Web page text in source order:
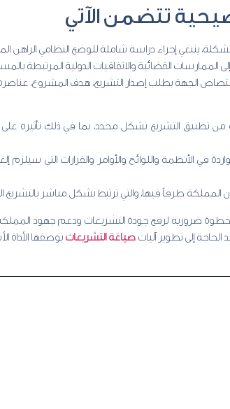
تتضمن الآتي
ينبغي إجراء دراسة شاملة للوضع النظامي الراهن
الممارسات القضائية والاتفاقيات الدولية المرتبطة
الجهة بطلب إصدار التشريع، هدف المشروع،
من تطبيق التشريع بشكل محدد، بما في ذلك تأثيره
في الأنظمة واللوائح والأوامر والقرارات التي سيلزم
المملكة طرفاً فيها، والتي ترتبط بشكل مباشر بالتشريع
إلى تطوير آليات صياغة التشريعات بوصفها الأداة